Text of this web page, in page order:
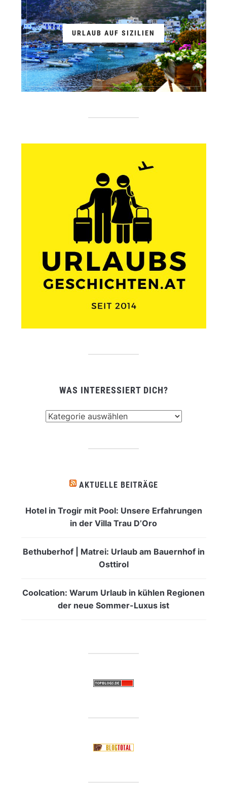
URLAUB AUF SIZILIEN
WAS INTERESSIERT DICH?
AKTUELLE BEITRÄGE
Hotel in Trogir mit Pool: Unsere Erfahrungen
in der Villa Trau D’Oro
Bethuberhof | Matrei: Urlaub am Bauernhof in
Osttirol
Coolcation: Warum Urlaub in kühlen Regionen
der neue Sommer-Luxus ist